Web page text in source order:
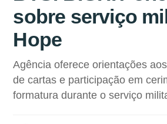
sobre serviço
Hope
Agência oferece orientações
de cartas e participação em
formatura durante o serviço